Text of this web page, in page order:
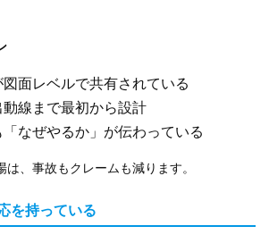
面レベルで共有されている
線まで最初から設計
なぜやるか」が伝わっている
、事故もクレームも減ります。
を持っている